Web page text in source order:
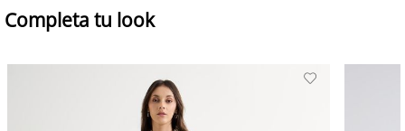
Completa tu look